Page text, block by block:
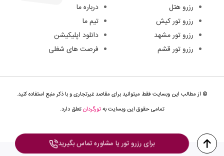
برای رزرو تور یا مشاوره تماس بگیرید
رزرو هتل
رزرو تور کیش
رزرو تور مشهد
رزرو تور قشم
درباره ما
تیم ما
دانلود اپلیکیشن
فرصت های شغلی
© از مطالب این وبسایت فقط میتوانید برای مقاصد غیرتجاری و با ذکر منبع استفاده کنید.
تمامی حقوق این وبسایت بهتورگردانتعلق دارد.